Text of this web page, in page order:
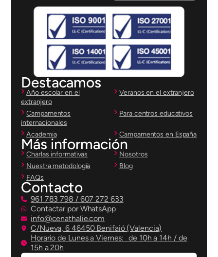
Destacamos
Año escolar en el
extranjero
Veranos en el extranjero
Campamentos
internacionales
Para centros educativos
Academia Campamentos en España
Más información
Charlas informativas
Nosotros
Nuestra metodología
Blog
FAQs
Contacto
961 783 798 / 607 272 633
Contactar por WhatsApp
info@cenathalie.com
C/Nueva, 6 46450 Benifaió (Valencia)
Horario de Lunes a Viernes: de 10h a 14h / de
15h a 20h